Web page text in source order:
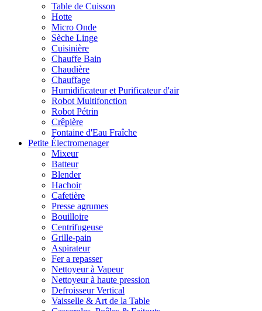
Table de Cuisson
Hotte
Micro Onde
Sèche Linge
Cuisinière
Chauffe Bain
Chaudière
Chauffage
Humidificateur et Purificateur d'air
Robot Multifonction
Robot Pétrin
Crêpière
Fontaine d'Eau Fraîche
Petite Électromenager
Mixeur
Batteur
Blender
Hachoir
Cafetière
Presse agrumes
Bouilloire
Centrifugeuse
Grille-pain
Aspirateur
Fer a repasser
Nettoyeur à Vapeur
Nettoyeur à haute pression
Defroisseur Vertical
Vaisselle & Art de la Table